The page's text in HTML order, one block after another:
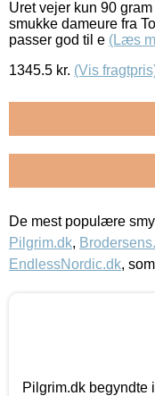
Uret vejer kun 90
smukke dameure fra
passer god til e (Læs
1345.5 kr. (Vis
De mest populære
Pilgrim.dk,
EndlessNordic.dk,
Pilgrim.dk begyndte